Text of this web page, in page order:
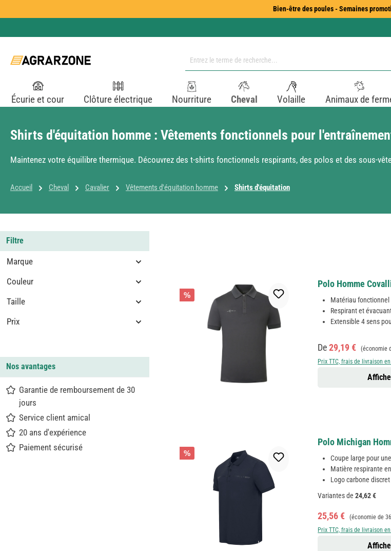
Bien-être des poules - Semaines
Écurie et cour Clôture électrique Nourriture Cheval Volaille Animaux de
Shirts d'équitation homme : Vêtements fonctionnels pour
Maintenez votre équilibre thermique. Découvrez des t-shirts fonctionnels respirants, des polos et des sous-
Accueil Cheval Cavalier Vêtements d'équitation homme Shirts d'équitation
Filtre
Marque
Couleur
Taille
Prix
Nos avantages
Garantie de remboursement de 30
jours
Service client amical
20 ans d'expérience
Paiement sécurisé
%
Polo Homme
Matériau fonctionnel
Respirant et
Extensible 4 sens
Prix de vente :
De29,19 € Prix régulier
(économie
Prix TTC, frais de livraison
%
Polo Michigan
Coupe large pour
Matière respirante
Logo carbone
Variantes de 24,62 €
Prix de vente :
25,56 € Prix régulier :
(économie de
Prix TTC, frais de livraison